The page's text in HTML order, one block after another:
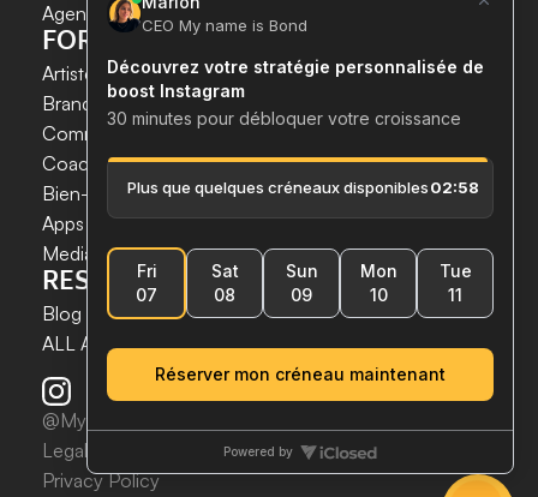
Prendre rendez-vous
Agent IA Instagram
FOR WHOM?
Artistes & Créateurs
Brands & E-commerce
Communication agencies
Coaches & Experts
Bien-être & Santé
Apps & Tech
Media
RESSOURCES
Blog
ALL ARTICLES
@MynameisBond2025
Legal notices
Privacy Policy